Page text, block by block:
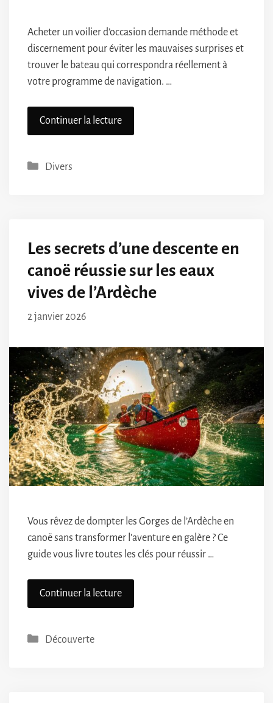
Acheter un voilier d’occasion demande méthode et
discernement pour éviter les mauvaises surprises et
trouver le bateau qui correspondra réellement à
votre programme de navigation. …
Continuer la lecture
Catégories
Divers
Les secrets d’une descente en
canoë réussie sur les eaux
vives de l’Ardèche
2 janvier 2026
Vous rêvez de dompter les Gorges de l’Ardèche en
canoë sans transformer l’aventure en galère ? Ce
guide vous livre toutes les clés pour réussir …
Continuer la lecture
Catégories
Découverte